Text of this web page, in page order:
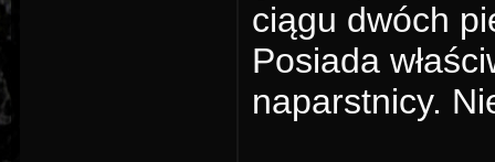
ciągu dwóch
Posiada
naparstnicy.